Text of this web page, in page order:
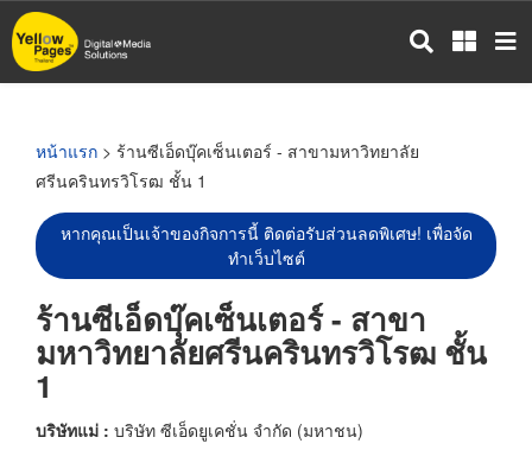
ข้าม
ไป
หน้าแรก > ร้านซีเอ็ดบุ๊คเซ็นเตอร์ - สาขามหาวิทยาลัย
ศรีนครินทรวิโรฒ ชั้น 1
หากคุณเป็นเจ้าของกิจการนี้ ติดต่อรับส่วนลดพิเศษ! เพื่อจัด
ทำเว็บไซต์
ร้านซีเอ็ดบุ๊คเซ็นเตอร์ - สาขา
มหาวิทยาลัยศรีนครินทรวิโรฒ ชั้น
1
บริษัทแม่ : บริษัท ซีเอ็ดยูเคชั่น จำกัด (มหาชน)